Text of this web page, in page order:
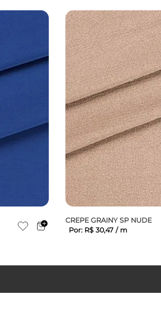
CREPE GRAINY SP NUDE
Por: R$ 30,47 / m